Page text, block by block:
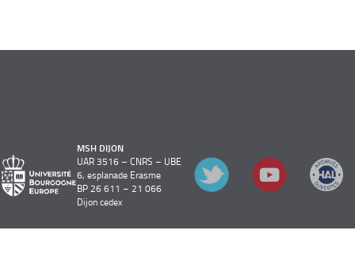
MSH DIJON
UAR 3516 – CNRS – UBE
6, esplanade Erasme
BP 26 611 – 21 066
Dijon cedex